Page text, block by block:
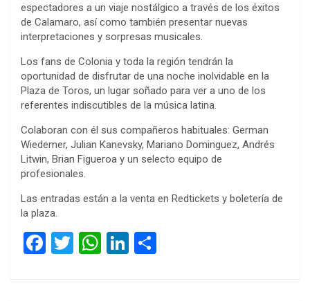
espectadores a un viaje nostálgico a través de los éxitos
de Calamaro, así como también presentar nuevas
interpretaciones y sorpresas musicales.
Los fans de Colonia y toda la región tendrán la
oportunidad de disfrutar de una noche inolvidable en la
Plaza de Toros, un lugar soñado para ver a uno de los
referentes indiscutibles de la música latina.
Colaboran con él sus compañeros habituales: German
Wiedemer, Julian Kanevsky, Mariano Dominguez, Andrés
Litwin, Brian Figueroa y un selecto equipo de
profesionales.
Las entradas están a la venta en Redtickets y boletería de
la plaza.
F
ce
T
tt
W
at
Li
ke m